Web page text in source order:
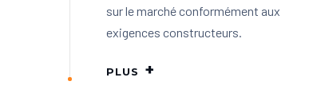
sur le marché conformément aux
exigences constructeurs.
PLUS